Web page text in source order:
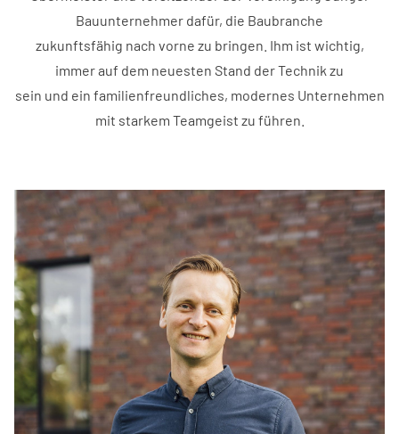
Bauunternehmer dafür, die Baubranche
zukunftsfähig nach vorne zu bringen. Ihm ist wichtig,
immer auf dem neuesten Stand der Technik zu
sein und ein familienfreundliches, modernes Unternehmen
mit starkem Teamgeist zu führen.